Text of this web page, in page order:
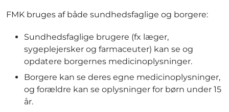
FMK bruges af både sundhedsfaglige og borgere:
Sundhedsfaglige brugere (fx læger,
sygeplejersker og farmaceuter) kan se og
opdatere borgernes medicinoplysninger.
Borgere kan se deres egne medicinoplysninger,
og forældre kan se oplysninger for børn under 15
år.